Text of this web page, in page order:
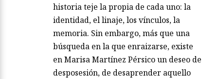
historia teje la propia de cada uno: la
identidad, el linaje, los vínculos, la
memoria. Sin embargo, más que una
búsqueda en la que enraizarse, existe
en Marisa Martínez Pérsico un deseo de
desposesión, de desaprender aquello